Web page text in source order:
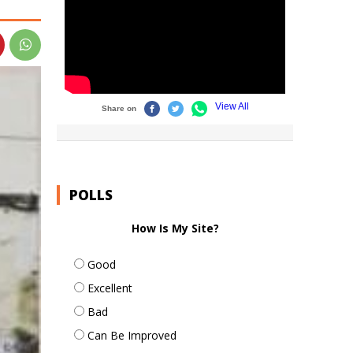
POLLS
How Is My Site?
Good
Excellent
Bad
Can Be Improved